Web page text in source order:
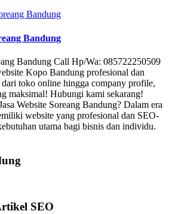
Bandung
Bandung Call Hp/Wa: 085722250509
Kopo Bandung profesional dan
toko online hingga company profile,
maksimal! Hubungi kami sekarang!
Website Soreang Bandung? Dalam era
website yang profesional dan SEO-
utama bagi bisnis dan individu.
SEO